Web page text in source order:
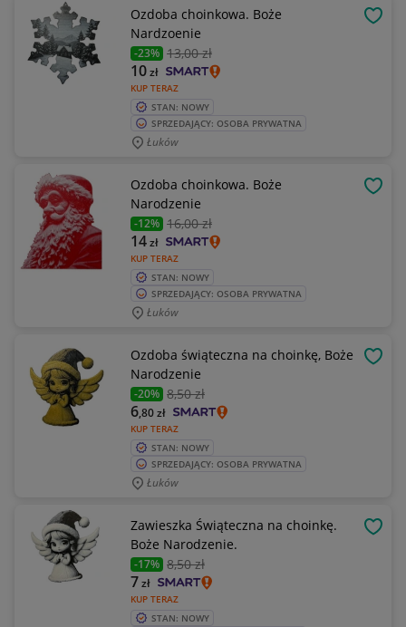
Ozdoba choinkowa. Boże
Nardzoenie
-23% 13,00 zł
KUP TERAZ
10zł
STAN: NOWY
SPRZEDAJĄCY: OSOBA PRYWATNA
Łuków
Ozdoba choinkowa. Boże
Narodzenie
-12% 16,00 zł
KUP TERAZ
14zł
STAN: NOWY
SPRZEDAJĄCY: OSOBA PRYWATNA
Łuków
Ozdoba świąteczna na choinkę, Boże
Narodzenie
-20% 8,50 zł
KUP TERAZ
6,80zł
STAN: NOWY
SPRZEDAJĄCY: OSOBA PRYWATNA
Łuków
Zawieszka Świąteczna na choinkę.
Boże Narodzenie.
-17% 8,50 zł
KUP TERAZ
7zł
STAN: NOWY